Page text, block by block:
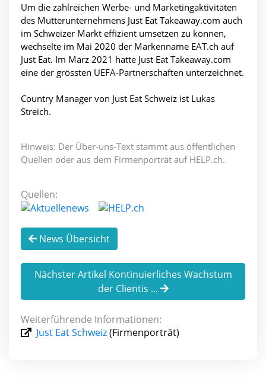
Um die zahlreichen Werbe- und Marketingaktivitäten
des Mutterunternehmens Just Eat Takeaway.com auch
im Schweizer Markt effizient umsetzen zu können,
wechselte im Mai 2020 der Markenname EAT.ch auf
Just Eat. Im März 2021 hatte Just Eat Takeaway.com
eine der grössten UEFA-Partnerschaften unterzeichnet.
Country Manager von Just Eat Schweiz ist Lukas
Streich.
Hinweis: Der Über-uns-Text stammt aus öffentlichen
Quellen oder aus dem Firmenporträt auf HELP.ch.
Quellen:
News Übersicht
Nächster Artikel Kontinuierliches Wachstum
der Clientis ...
Weiterführende Informationen:
Just Eat Schweiz(Firmenporträt)